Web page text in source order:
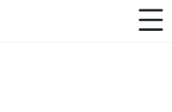
Toggle Menu